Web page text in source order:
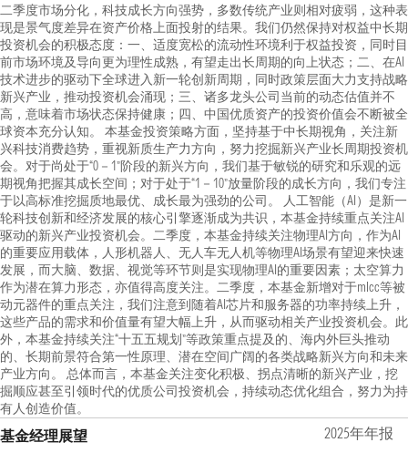
二季度市场分化，科技成长方向强势，多数传统产业则相对疲弱，这种表
现是景气度差异在资产价格上面投射的结果。我们仍然保持对权益中长期
投资机会的积极态度：一、适度宽松的流动性环境利于权益投资，同时目
前市场环境及导向更为理性成熟，有望走出长周期的向上状态；二、在AI
技术进步的驱动下全球进入新一轮创新周期，同时政策层面大力支持战略
新兴产业，推动投资机会涌现；三、诸多龙头公司当前的动态估值并不
高，意味着市场状态保持健康；四、中国优质资产的投资价值会不断被全
球资本充分认知。 本基金投资策略方面，坚持基于中长期视角，关注新
兴科技消费趋势，重视新质生产力方向，努力挖掘新兴产业长周期投资机
会。对于尚处于“0－1”阶段的新兴方向，我们基于敏锐的研究和乐观的远
期视角把握其成长空间；对于处于“1－10”放量阶段的成长方向，我们专注
于以高标准挖掘质地最优、成长最为强劲的公司。 人工智能（AI）是新一
轮科技创新和经济发展的核心引擎逐渐成为共识，本基金持续重点关注AI
驱动的新兴产业投资机会。二季度，本基金持续关注物理AI方向，作为AI
的重要应用载体，人形机器人、无人车无人机等物理AI场景有望迎来快速
发展，而大脑、数据、视觉等环节则是实现物理AI的重要因素；太空算力
作为潜在算力形态，亦值得高度关注。二季度，本基金新增对于mlcc等被
动元器件的重点关注，我们注意到随着AI芯片和服务器的功率持续上升，
这些产品的需求和价值量有望大幅上升，从而驱动相关产业投资机会。此
外，本基金持续关注“十五五规划”等政策重点提及的、海内外巨头推动
的、长期前景符合第一性原理、潜在空间广阔的各类战略新兴方向和未来
产业方向。 总体而言，本基金关注变化积极、拐点清晰的新兴产业，挖
掘顺应甚至引领时代的优质公司投资机会，持续动态优化组合，努力为持
有人创造价值。
基金经理展望 2025年年报